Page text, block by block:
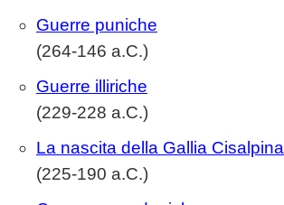
Guerre puniche
(264-146 a.C.)
Guerre illiriche
(229-228 a.C.)
La nascita della Gallia Cisalpina
(225-190 a.C.)